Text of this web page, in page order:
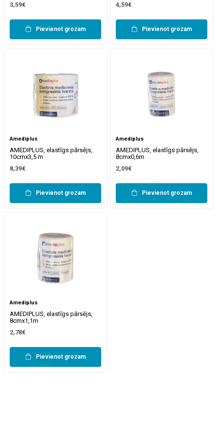
3,59€
Pievienot grozam
4,59€
Pievienot grozam
Amediplus
AMEDIPLUS, elastīgs pārsējs,
10cmx3,5 m
8,39€
Pievienot grozam
Amediplus
AMEDIPLUS, elastīgs pārsējs,
8cmx0,6m
2,09€
Pievienot grozam
Amediplus
AMEDIPLUS, elastīgs pārsējs,
8cmx1,1m
2,78€
Pievienot grozam